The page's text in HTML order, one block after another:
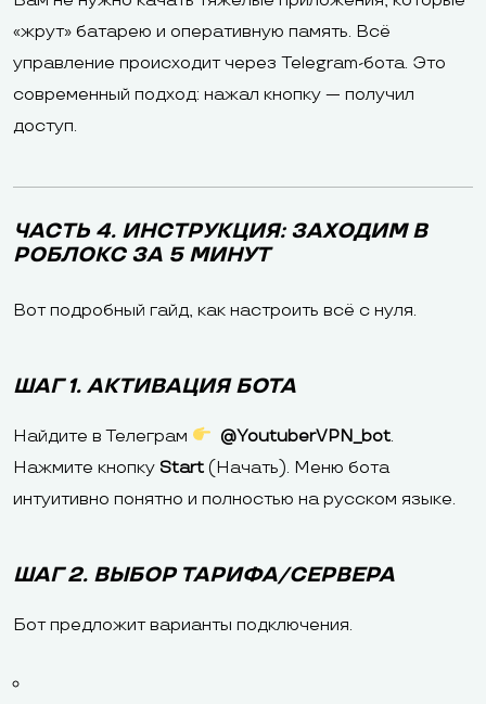
«жрут» батарею и оперативную память. Всё
управление происходит через Telegram-бота. Это
современный подход: нажал кнопку — получил
доступ.
ЧАСТЬ 4. ИНСТРУКЦИЯ: ЗАХОДИМ В
РОБЛОКС ЗА 5 МИНУТ
Вот подробный гайд, как настроить всё с нуля.
ШАГ 1. АКТИВАЦИЯ БОТА
Найдите в Телеграм @YoutuberVPN_bot.
Нажмите кнопку Start (Начать). Меню бота
интуитивно понятно и полностью на русском языке.
ШАГ 2. ВЫБОР ТАРИФА/СЕРВЕРА
Бот предложит варианты подключения.